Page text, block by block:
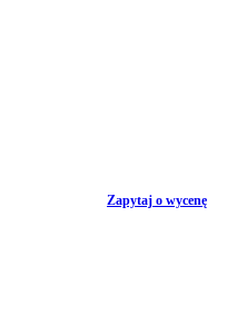
Zapytaj o wycenę